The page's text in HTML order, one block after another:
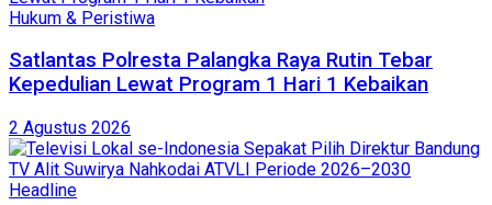
Hukum & Peristiwa
Satlantas Polresta Palangka Raya Rutin Tebar
Kepedulian Lewat Program 1 Hari 1 Kebaikan
2 Agustus 2026
Headline